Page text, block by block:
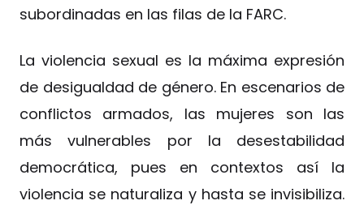
subordinadas en las filas de la FARC.
La violencia sexual es la máxima expresión
de desigualdad de género. En escenarios de
conflictos armados, las mujeres son las
más vulnerables por la desestabilidad
democrática, pues en contextos así la
violencia se naturaliza y hasta se invisibiliza.